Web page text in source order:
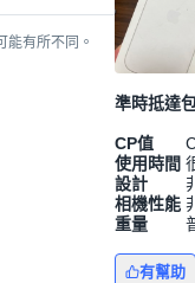
能有所不同。
準時抵達
CP值
使用時間
設計
相機性能
重量
有幫助